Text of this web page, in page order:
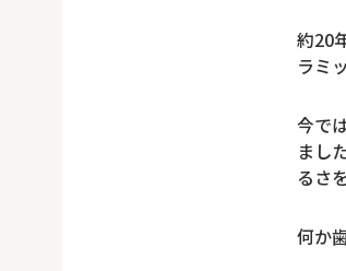
約20
ラミ
今で
まし
るさ
何か